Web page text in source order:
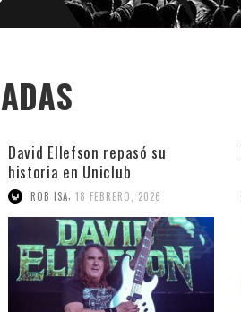
David Ellefson repasó su
historia en Uniclub
ROB ISA 18 FEBRERO, 2026